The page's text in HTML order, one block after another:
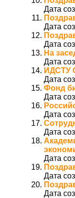
Дата
Дата
Дата
На
Дата
ИДСТУ
Дата
Фонд
Дата
Дата
Дата
Дата
Дата
Дата